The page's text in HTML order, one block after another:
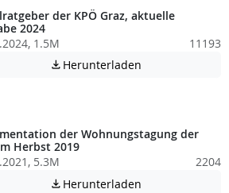
der KPÖ Graz, aktuelle
2024
1.5M
11193
 Herunterladen
der Wohnungstagung der
Herbst 2019
5.3M
2204
 Herunterladen